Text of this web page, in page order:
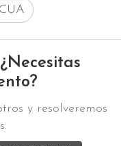
y resolveremos